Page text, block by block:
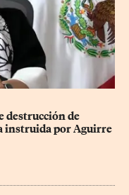
destrucción de
instruida por Aguirre